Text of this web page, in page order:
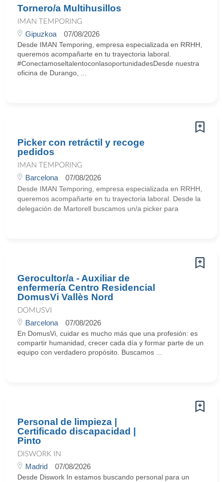
Tornero/a Multihusillos
IMAN TEMPORING
Gipuzkoa 07/08/2026
Desde IMAN Temporing, empresa especializada en RRHH,
queremos acompañarte en tu trayectoria laboral.
#ConectamoseltalentoconlasoportunidadesDesde nuestra
oficina de Durango, ...
Picker con retráctil y recoge
pedidos
IMAN TEMPORING
Barcelona 07/08/2026
Desde IMAN Temporing, empresa especializada en RRHH,
queremos acompañarte en tu trayectoria laboral. Desde la
delegación de Martorell buscamos un/a picker para
Gerocultor/a - Auxiliar de
enfermería Centro Residencial
DomusVi Vallès Nord
DOMUSVI
Barcelona 07/08/2026
En DomusVi, cuidar es mucho más que una profesión: es
compartir humanidad, crecer cada día y formar parte de un
equipo con verdadero propósito. Buscamos ...
Personal de limpieza |
Certificado discapacidad |
Pinto
DISWORK IN
Madrid 07/08/2026
Desde Diswork In estamos buscando personal para un